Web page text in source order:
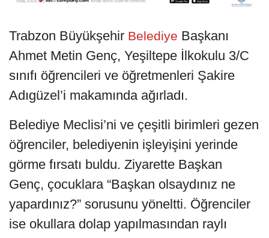
Trabzon Büyükşehir Belediye Başkanı
Ahmet Metin Genç, Yeşiltepe İlkokulu 3/C
sınıfı öğrencileri ve öğretmenleri Şakire
Adıgüzel’i makamında ağırladı.
Belediye Meclisi’ni ve çeşitli birimleri gezen
öğrenciler, belediyenin işleyişini yerinde
görme fırsatı buldu. Ziyarette Başkan
Genç, çocuklara “Başkan olsaydınız ne
yapardınız?” sorusunu yöneltti. Öğrenciler
ise okullara dolap yapılmasından raylı